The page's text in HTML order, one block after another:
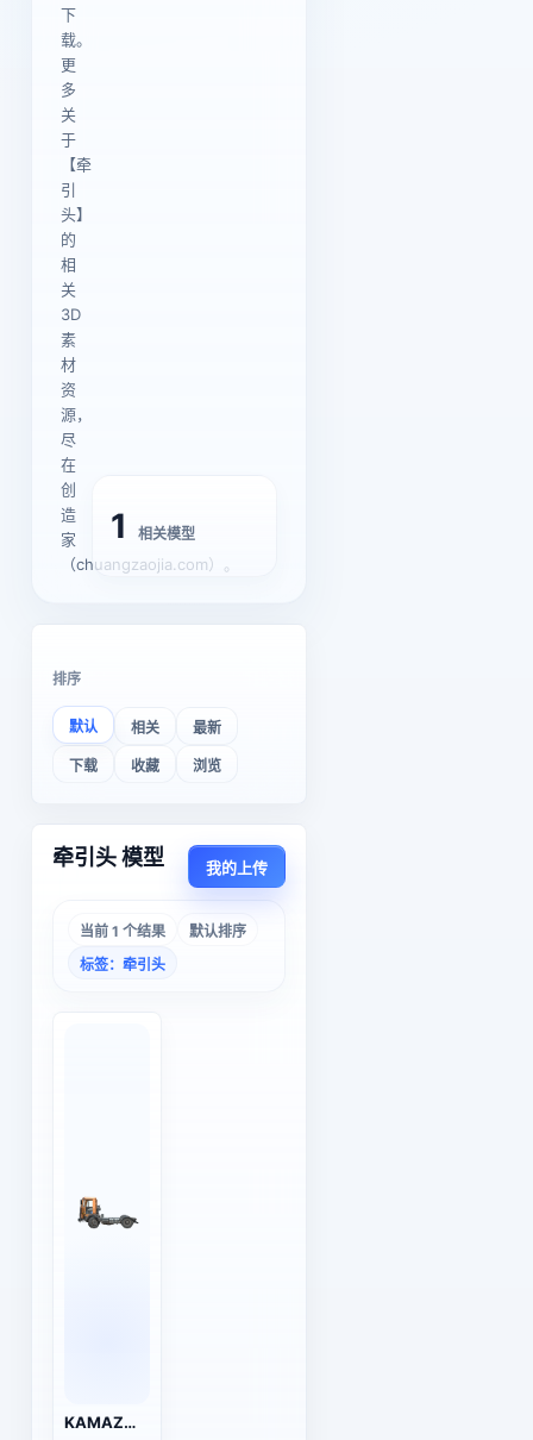
下
载。
更
多
关
于
【牵
引
头】
的
相
关
3D
素
材
资
源，
尽
在
创
造
家
（chuangzaojia.com）。
1 相关模型
排序
默认 相关 最新
下载 收藏 浏览
牵引头 模型 我的上传
当前 1 个结果
默认排序
标签：牵引头
KAMAZ重型卡车底盘（牵引头）